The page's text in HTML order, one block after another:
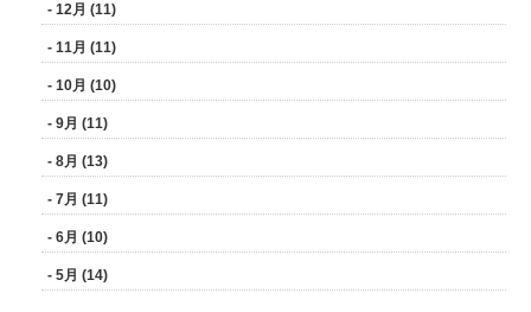
- 12月 (11)
- 11月 (11)
- 10月 (10)
- 9月 (11)
- 8月 (13)
- 7月 (11)
- 6月 (10)
- 5月 (14)